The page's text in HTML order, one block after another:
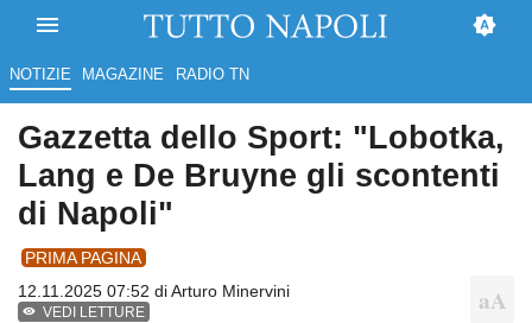
NOTIZIE MAGAZINE RADIO TN
Gazzetta dello Sport: "Lobotka,
Lang e De Bruyne gli scontenti
di Napoli"
PRIMA PAGINA
12.11.2025 07:52 diArturo Minervini
VEDI LETTURE